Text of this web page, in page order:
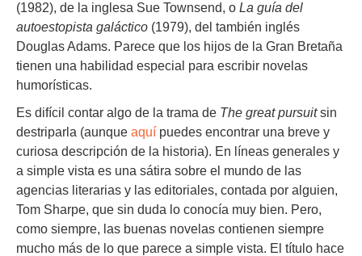
(1982), de la inglesa Sue Townsend, o La guía del
autoestopista galáctico (1979), del también inglés
Douglas Adams. Parece que los hijos de la Gran Bretaña
tienen una habilidad especial para escribir novelas
humorísticas.
Es difícil contar algo de la trama de The great pursuitsin
destriparla (aunque aquí puedes encontrar una breve y
curiosa descripción de la historia). En líneas generales y
a simple vista es una sátira sobre el mundo de las
agencias literarias y las editoriales, contada por alguien,
Tom Sharpe, que sin duda lo conocía muy bien. Pero,
como siempre, las buenas novelas contienen siempre
mucho más de lo que parece a simple vista. El título hace